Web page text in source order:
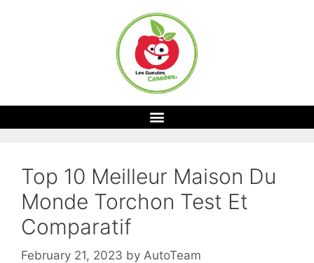
Top 10 Meilleur Maison Du
Monde Torchon Test Et
Comparatif
February 21, 2023 by AutoTeam